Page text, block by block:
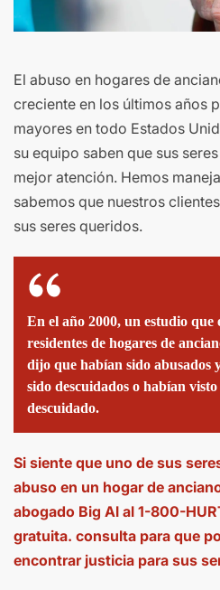
El abuso en hogares de
creciente en los últimos años
mayores en todo Estados
su equipo saben que sus
mejor atención. Hemos
sabemos que nuestros
sus seres queridos.
En el año 2000, un estudio que
residentes de hogares de
dijo que habían sido abusados
sido descuidados o habían
descuidado.
Si siente que uno de sus
abuso en un hogar de
abogado Big Al al 1-800-
gratuita. consulta para que
encontrar justicia para sus